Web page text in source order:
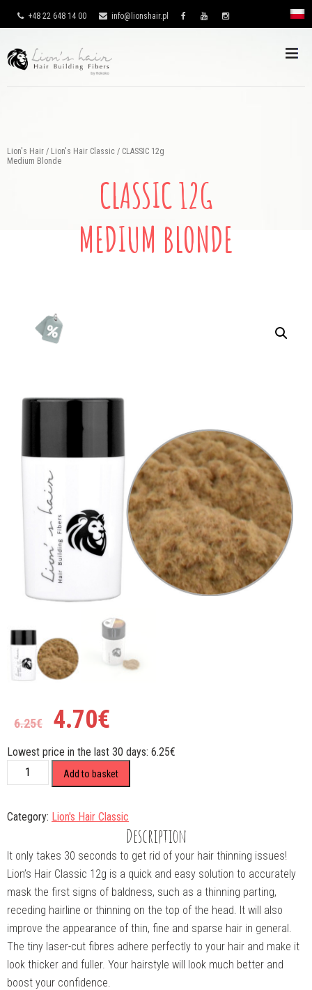
+48 22 648 14 00 info@lionshair.pl
Lion's Hair / Lion's Hair Classic / CLASSIC 12g
Medium Blonde
CLASSIC 12G
MEDIUM BLONDE
6.25€ 4.70€
Lowest price in the last 30 days: 6.25€
CLASSIC
12gMedium
quantity
Add to basket
Category: Lion's Hair Classic
Description
It only takes 30 seconds to get rid of your hair thinning issues!
Lion’s Hair Classic 12g is a quick and easy solution to accurately
mask the first signs of baldness, such as a thinning parting,
receding hairline or thinning on the top of the head. It will also
improve the appearance of thin, fine and sparse hair in general.
The tiny laser-cut fibres adhere perfectly to your hair and make it
look thicker and fuller. Your hairstyle will look much better and
boost your confidence.